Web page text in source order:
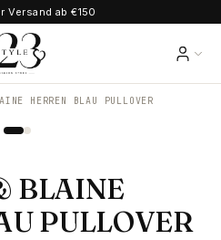
Versand ab €150
HERREN BLAU PULLOVER
BLAINE
PULLOVER